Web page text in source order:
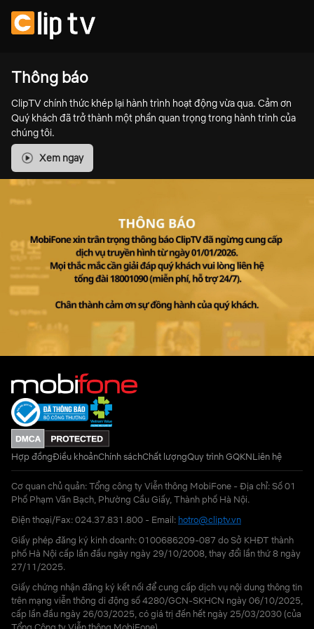
Thông báo
ClipTV chính thức khép lại hành trình hoạt động vừa qua. Cảm ơn
Quý khách đã trở thành một phần quan trọng trong hành trình của
chúng tôi.
Xem ngay
Hợp đồngĐiều khoảnChính sáchChất lượngQuy trình GQKNLiên hệ
Cơ quan chủ quản: Tổng công ty Viễn thông MobiFone - Địa chỉ: Số 01
Phố Phạm Văn Bạch, Phường Cầu Giấy, Thành phố Hà Nội.
Điện thoại/Fax: 024.37.831.800 - Email: hotro@cliptv.vn
Giấy phép đăng ký kinh doanh: 0100686209-087 do Sở KHĐT thành
phố Hà Nội cấp lần đầu ngày ngày 29/10/2008, thay đổi lần thứ 8 ngày
27/11/2025.
Giấy chứng nhận đăng ký kết nối để cung cấp dịch vụ nội dung thông tin
trên mạng viễn thông di động số 4280/GCN-SKHCN ngày 06/10/2025,
cấp lần đầu ngày 26/03/2025, có giá trị đến hết ngày 25/03/2030 (của